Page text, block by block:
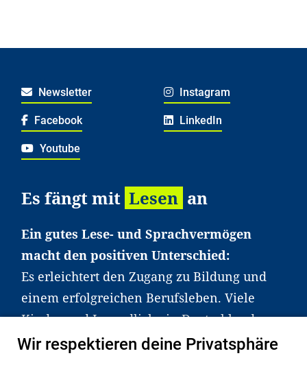
Newsletter Instagram
Facebook LinkedIn
Youtube
Es fängt mit Lesen an
Ein gutes Lese- und Sprachvermögen
macht den positiven Unterschied:
Es erleichtert den Zugang zu Bildung und
einem erfolgreichen Berufsleben. Viele
Kinder und Jugendliche in Deutschland
haben aber große Schwierigkeiten dabei.
Wir respektieren deine Privatsphäre